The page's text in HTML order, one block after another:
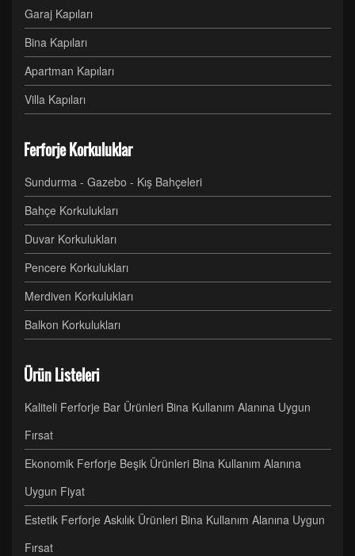
Garaj Kapıları
Bina Kapıları
Apartman Kapıları
Villa Kapıları
Ferforje Korkuluklar
Sundurma - Gazebo - Kış Bahçeleri
Bahçe Korkulukları
Duvar Korkulukları
Pencere Korkulukları
Merdiven Korkulukları
Balkon Korkulukları
Ürün Listeleri
Kaliteli Ferforje Bar Ürünleri Bina Kullanım Alanına Uygun
Fırsat
Ekonomik Ferforje Beşik Ürünleri Bina Kullanım Alanına
Uygun Fiyat
Estetik Ferforje Askılık Ürünleri Bina Kullanım Alanına Uygun
Fırsat